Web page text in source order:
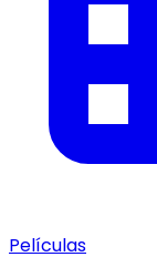
Películas